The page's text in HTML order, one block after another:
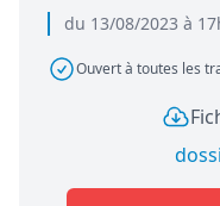
du 13/08/2023 à
Ouvert à toutes les